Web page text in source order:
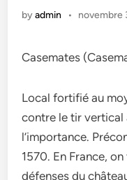
byadmin • novembre
Casemates
Local fortifié au
contre le tir vertical
l’importance.
1570. En France,
défenses du